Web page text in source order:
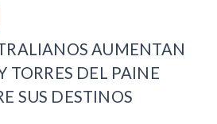
AUMENTAN
TORRES DEL PAINE
SUS DESTINOS